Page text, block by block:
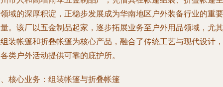
域的深厚积淀，正稳步发展成为华南地区户外装备行业的重要
。该厂以五金制品起家，逐步拓展业务至户外用品领域，尤其
装帐篷和折叠帐篷为核心产品，融合了传统工艺与现代设计，
类户外活动提供可靠的庇护所。
核心业务：组装帐篷与折叠帐篷